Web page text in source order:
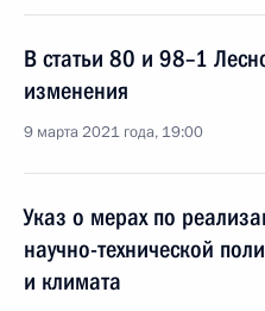
В статьи 80 и 98–1
изменения
9 марта 2021 года, 19:00
Указ о мерах по
научно-технической
и климата